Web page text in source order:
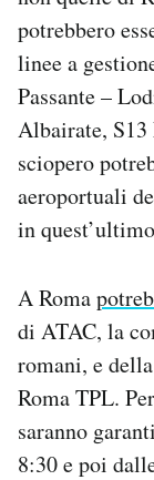
potrebbero
linee a
Passante –
Albairate,
sciopero
aeroportuali
in
A Roma
di ATAC, la
romani, e
Roma TPL.
saranno
8:30 e poi